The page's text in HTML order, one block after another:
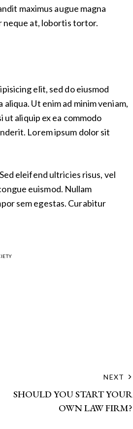
maximus augue magna
neque at, lobortis tortor.
elit, sed do eiusmod
Ut enim ad minim veniam,
aliquip ex ea commodo
Lorem ipsum dolor sit
eleifend ultricies risus, vel
euismod. Nullam
sem egestas. Curabitur
NEXT
SHOULD YOU START YOUR
OWN LAW FIRM?